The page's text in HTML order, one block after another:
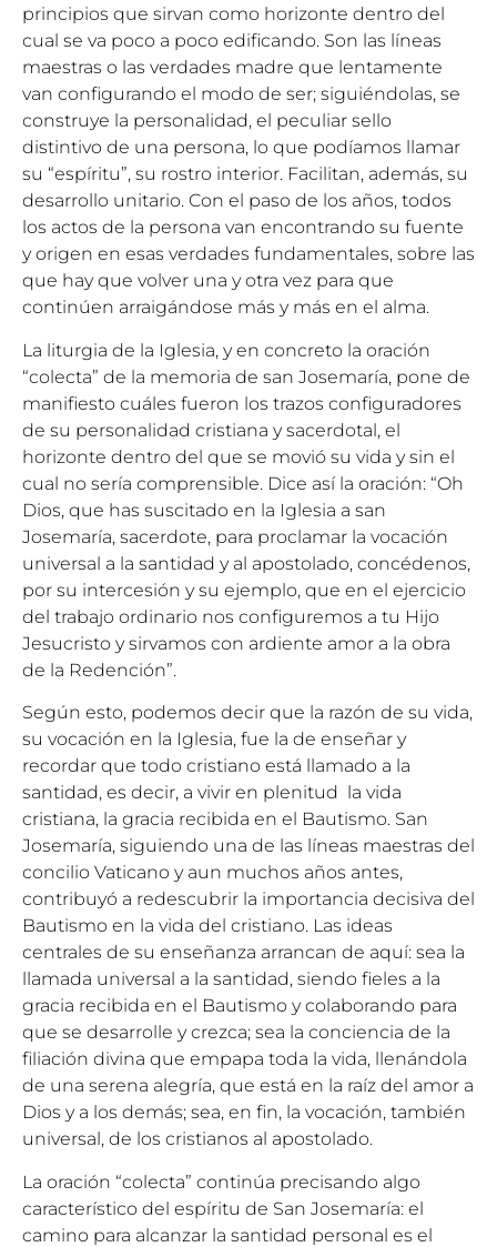
principios que sirvan como horizonte dentro del
cual se va poco a poco edificando. Son las líneas
maestras o las verdades madre que lentamente
van configurando el modo de ser; siguiéndolas, se
construye la personalidad, el peculiar sello
distintivo de una persona, lo que podíamos llamar
su “espíritu”, su rostro interior. Facilitan, además, su
desarrollo unitario. Con el paso de los años, todos
los actos de la persona van encontrando su fuente
y origen en esas verdades fundamentales, sobre las
que hay que volver una y otra vez para que
continúen arraigándose más y más en el alma.
La liturgia de la Iglesia, y en concreto la oración
“colecta” de la memoria de san Josemaría, pone de
manifiesto cuáles fueron los trazos configuradores
de su personalidad cristiana y sacerdotal, el
horizonte dentro del que se movió su vida y sin el
cual no sería comprensible. Dice así la oración: “Oh
Dios, que has suscitado en la Iglesia a san
Josemaría, sacerdote, para proclamar la vocación
universal a la santidad y al apostolado, concédenos,
por su intercesión y su ejemplo, que en el ejercicio
del trabajo ordinario nos configuremos a tu Hijo
Jesucristo y sirvamos con ardiente amor a la obra
de la Redención”.
Según esto, podemos decir que la razón de su vida,
su vocación en la Iglesia, fue la de enseñar y
recordar que todo cristiano está llamado a la
santidad, es decir, a vivir en plenitud la vida
cristiana, la gracia recibida en el Bautismo. San
Josemaría, siguiendo una de las líneas maestras del
concilio Vaticano y aun muchos años antes,
contribuyó a redescubrir la importancia decisiva del
Bautismo en la vida del cristiano. Las ideas
centrales de su enseñanza arrancan de aquí: sea la
llamada universal a la santidad, siendo fieles a la
gracia recibida en el Bautismo y colaborando para
que se desarrolle y crezca; sea la conciencia de la
filiación divina que empapa toda la vida, llenándola
de una serena alegría, que está en la raíz del amor a
Dios y a los demás; sea, en fin, la vocación, también
universal, de los cristianos al apostolado.
La oración “colecta” continúa precisando algo
característico del espíritu de San Josemaría: el
camino para alcanzar la santidad personal es el